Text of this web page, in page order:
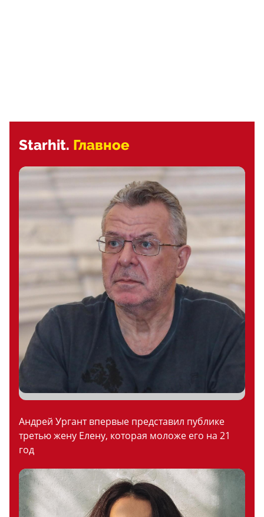
Starhit. Главное
Андрей Ургант впервые представил публике
третью жену Елену, которая моложе его на 21
год